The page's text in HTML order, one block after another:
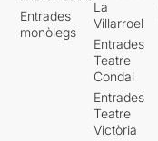
Entrades
monòlegs
La
Villarroel
Entrades
Teatre
Condal
Entrades
Teatre
Victòria